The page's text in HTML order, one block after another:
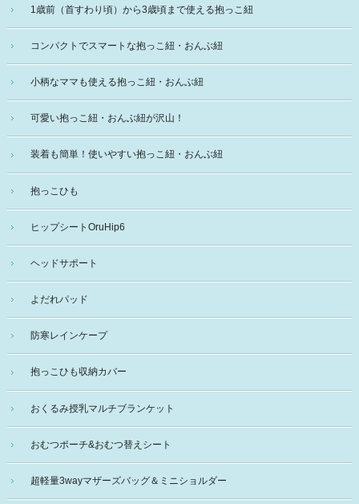
1歳前（首すわり頃）から3歳頃まで使える抱っこ紐
コンパクトでスマートな抱っこ紐・おんぶ紐
小柄なママも使える抱っこ紐・おんぶ紐
可愛い抱っこ紐・おんぶ紐が沢山！
装着も簡単！使いやすい抱っこ紐・おんぶ紐
抱っこひも
ヒップシートOruHip6
ヘッドサポート
よだれパッド
防寒レインケープ
抱っこひも収納カバー
おくるみ授乳マルチブランケット
おむつポーチ&おむつ替えシート
超軽量3wayマザーズバッグ＆ミニショルダー